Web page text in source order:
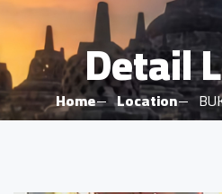
Detail
Home Location